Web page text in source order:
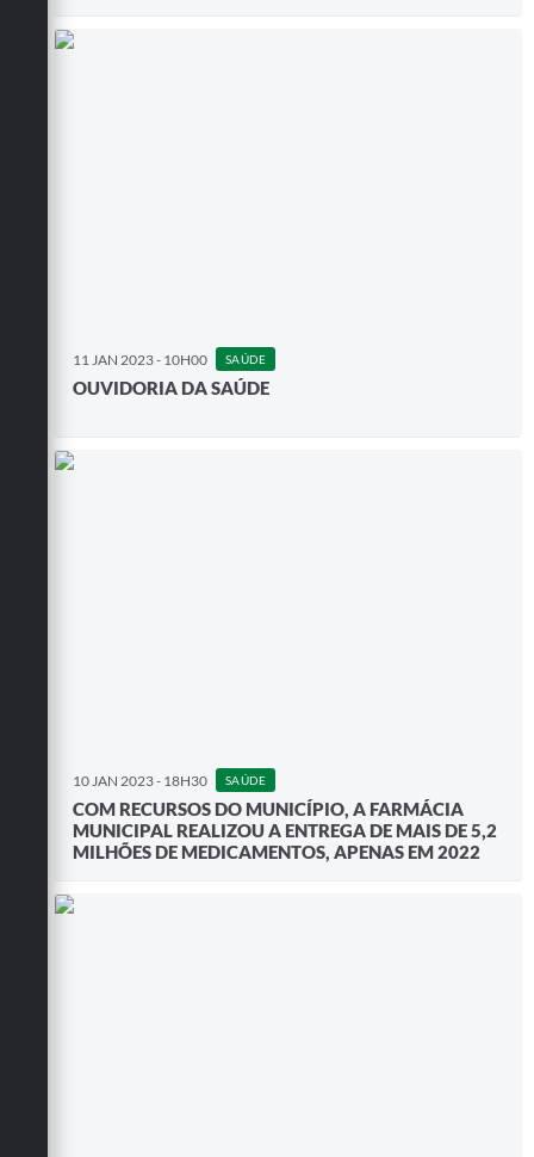
11 JAN 2023 - 10H00 SAÚDE
OUVIDORIA DA SAÚDE
10 JAN 2023 - 18H30 SAÚDE
COM RECURSOS DO MUNICÍPIO, A FARMÁCIA
MUNICIPAL REALIZOU A ENTREGA DE MAIS DE 5,2
MILHÕES DE MEDICAMENTOS, APENAS EM 2022